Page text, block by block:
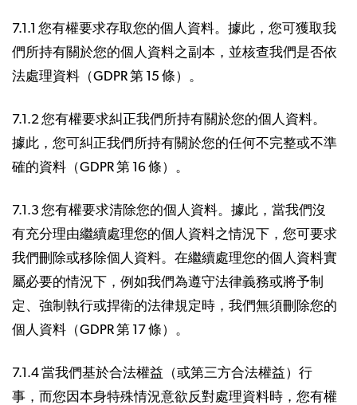
7.1.1 您有權要求存取您的個人資料。據此，您可獲取我
們所持有關於您的個人資料之副本，並核查我們是否依
法處理資料（GDPR 第 15 條）。
7.1.2 您有權要求糾正我們所持有關於您的個人資料。
據此，您可糾正我們所持有關於您的任何不完整或不準
確的資料（GDPR 第 16 條）。
7.1.3 您有權要求清除您的個人資料。據此，當我們沒
有充分理由繼續處理您的個人資料之情況下，您可要求
我們刪除或移除個人資料。在繼續處理您的個人資料實
屬必要的情況下，例如我們為遵守法律義務或將予制
定、強制執行或捍衛的法律規定時，我們無須刪除您的
個人資料（GDPR 第 17 條）。
7.1.4 當我們基於合法權益（或第三方合法權益）行
事，而您因本身特殊情況意欲反對處理資料時，您有權